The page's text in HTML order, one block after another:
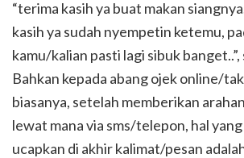
“terima kasih ya buat makan
kasih ya sudah nyempetin ketemu,
kamu/kalian pasti lagi sibuk
Bahkan kepada abang ojek online/
biasanya, setelah memberikan
lewat mana via sms/telepon, hal yang
ucapkan di akhir kalimat/pesan